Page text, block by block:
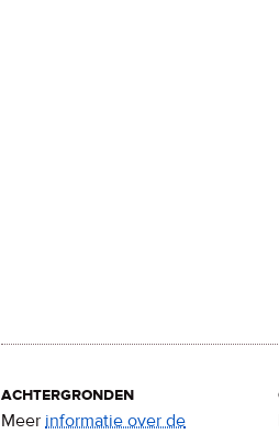
achtergronden
Meer informatie over de